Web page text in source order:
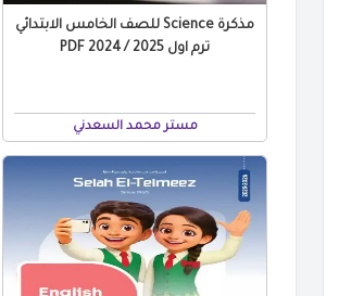
مذكرة Science للصف الخامس الابتدائي
ترم اول 2025 / 2024 PDF
مستر محمد السعدني